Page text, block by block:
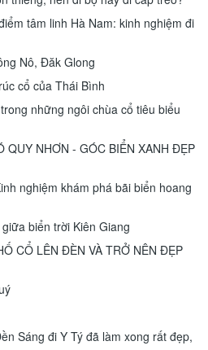
tâm linh Hà Nam: kinh nghiệm đi
Nô, Đăk Glong
cổ của Thái Bình
những ngôi chùa cổ tiêu biểu
QUY NHƠN - GÓC BIỂN XANH ĐẸP
nghiệm khám phá bãi biển hoang
biển trời Kiên Giang
CỔ LÊN ĐÈN VÀ TRỞ NÊN ĐẸP
Sáng đi Y Tý đã làm xong rất đẹp,